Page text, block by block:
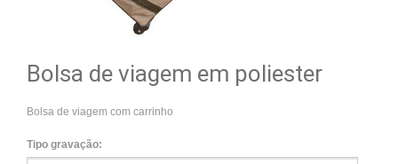
Bolsa de viagem em poliester
Bolsa de viagem com carrinho
Tipo gravação: